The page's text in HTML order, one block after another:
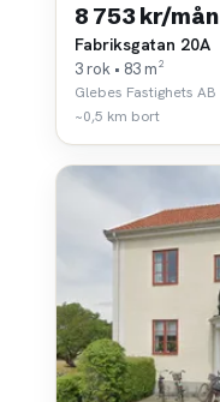
8 753 kr/mån
Fabriksgatan 20A
3 rok • 83 m²
Glebes Fastighets AB
~0,5 km bort